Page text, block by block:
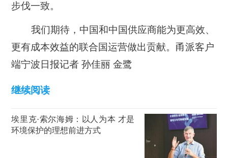
步伐一致。
我们期待，中国和中国供应商能为更高效、
更有成本效益的联合国运营做出贡献。甬派客户
端宁波日报记者 孙佳丽 金鹭
继续阅读
埃里克·索尔海姆：以人为本 才是
环境保护的理想前进方式